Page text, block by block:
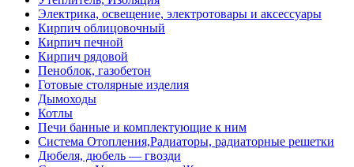
Электрика, освещение, электротовары и аксессуары
Кирпич облицовочный
Кирпич печной
Кирпич рядовой
Пеноблок, газобетон
Готовые столярные изделия
Дымоходы
Котлы
Печи банные и комплектующие к ним
Система Отопления,Радиаторы, радиаторные решетки
Дюбеля, дюбель — гвозди